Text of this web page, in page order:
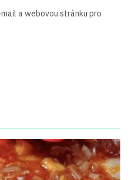
a webovou stránku pro